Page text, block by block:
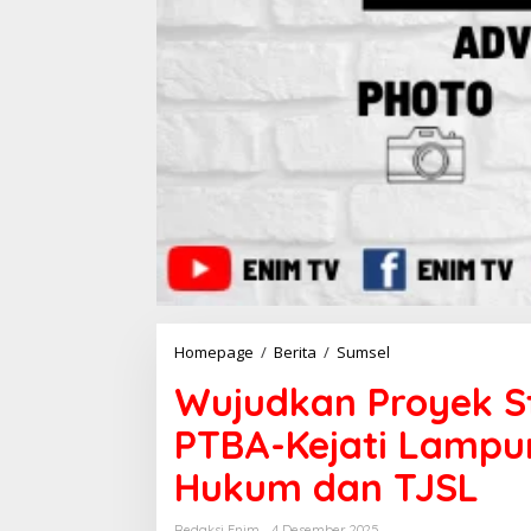
Homepage / Berita / Sumsel
j
u
a
Wujudkan Proyek
PTBA-Kejati
Hukum dan TJSL